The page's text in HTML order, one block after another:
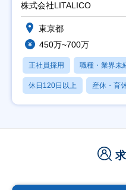
株式会社LITALICO
東京都
450万~700万
正社員採用 職種・業界未
休日120日以上 産休・育